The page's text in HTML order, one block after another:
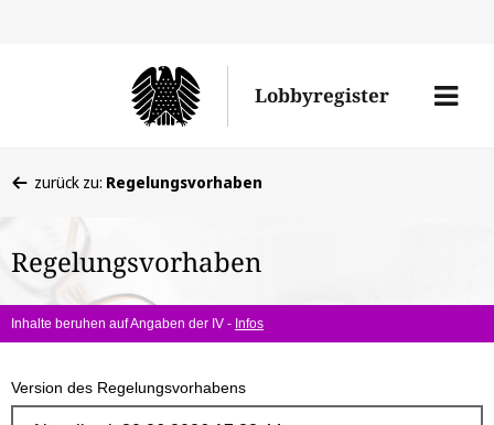
Lobbyregister
Menü
befinden
hier:
zurück zu: Regelungsvorhaben
Regelungsvorhaben
Inhalte beruhen auf Angaben der IV - Infos
Version des Regelungsvorhabens